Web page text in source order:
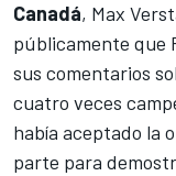
Canadá, Max
públicamente que
sus comentarios
cuatro veces
había aceptado la
parte para